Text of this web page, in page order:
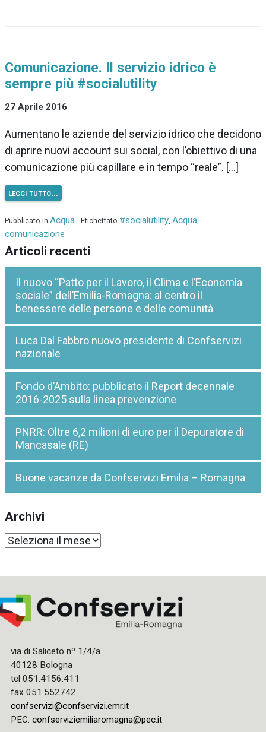
Comunicazione. Il servizio idrico è
sempre più #socialutility
27 Aprile 2016
Aumentano le aziende del servizio idrico che decidono
di aprire nuovi account sui social, con l’obiettivo di una
comunicazione più capillare e in tempo “reale”. […]
leggi tutto…
Pubblicato in Acqua Etichettato #socialutility Acqua
comunicazione
Articoli recenti
Il nuovo “Patto per il Lavoro, il Clima e l’Economia
sociale” dell’Emilia-Romagna: al centro il
benessere delle persone e delle comunità
Luca Dal Fabbro nuovo presidente di Confservizi
nazionale
Fondo d’Ambito: pubblicato il Report decennale
2016-2025 sulla linea prevenzione
PNRR: Oltre 6,2 milioni di euro per il Depuratore di
Mancasale (RE)
Buone vacanze da Confservizi Emilia – Romagna
Archivi
Archivi
via di Saliceto nº 1/4/a
40128 Bologna
tel 051.4156.411
fax 051.552742
confservizi@confservizi.emr.it
PEC: confserviziemiliaromagna@pec.it